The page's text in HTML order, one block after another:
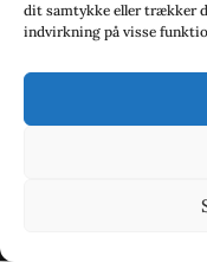
dit samtykke eller trækker
indvirkning på visse
Sverige:
©